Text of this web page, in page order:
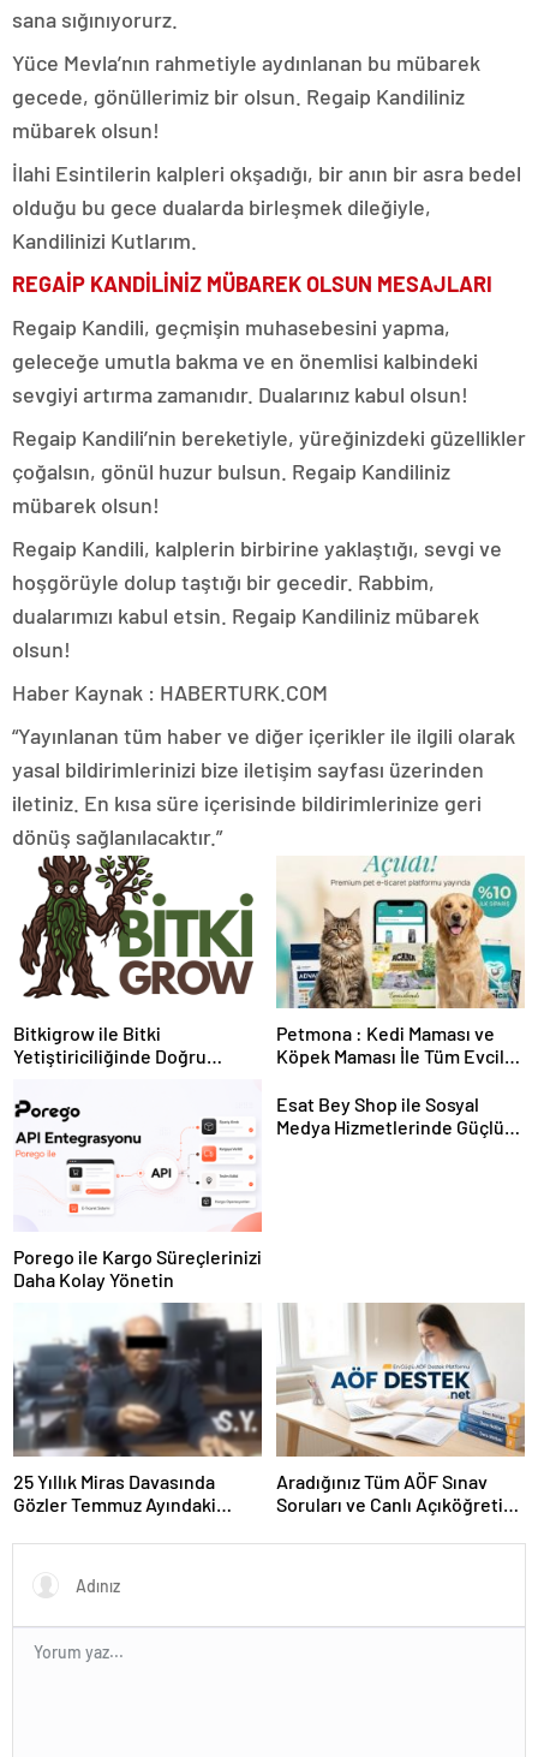
sana sığınıyorurz.
Yüce Mevla’nın rahmetiyle aydınlanan bu mübarek
gecede, gönüllerimiz bir olsun. Regaip Kandiliniz
mübarek olsun!
İlahi Esintilerin kalpleri okşadığı, bir anın bir asra bedel
olduğu bu gece dualarda birleşmek dileğiyle,
Kandilinizi Kutlarım.
REGAİP KANDİLİNİZ MÜBAREK OLSUN MESAJLARI
Regaip Kandili, geçmişin muhasebesini yapma,
geleceğe umutla bakma ve en önemlisi kalbindeki
sevgiyi artırma zamanıdır. Dualarınız kabul olsun!
Regaip Kandili’nin bereketiyle, yüreğinizdeki güzellikler
çoğalsın, gönül huzur bulsun. Regaip Kandiliniz
mübarek olsun!
Regaip Kandili, kalplerin birbirine yaklaştığı, sevgi ve
hoşgörüyle dolup taştığı bir gecedir. Rabbim,
dualarımızı kabul etsin. Regaip Kandiliniz mübarek
olsun!
Haber Kaynak : HABERTURK.COM
“Yayınlanan tüm haber ve diğer içerikler ile ilgili olarak
yasal bildirimlerinizi bize iletişim sayfası üzerinden
iletiniz. En kısa süre içerisinde bildirimlerinize geri
dönüş sağlanılacaktır.”
Bitkigrow ile Bitki
Yetiştiriciliğinde Doğru
Petmona : Kedi Maması ve
Köpek Maması İle Tüm Evcil
Porego ile Kargo Süreçlerinizi
Daha Kolay Yönetin
Esat Bey Shop ile Sosyal
Medya Hizmetlerinde Güçlü
25 Yıllık Miras Davasında
Gözler Temmuz Ayındaki
Aradığınız Tüm AÖF Sınav
Soruları ve Canlı Açıköğretim